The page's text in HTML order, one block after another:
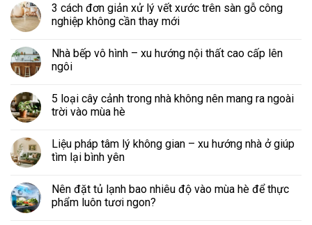
3 cách đơn giản xử lý vết xước trên sàn gỗ công
nghiệp không cần thay mới
Nhà bếp vô hình – xu hướng nội thất cao cấp lên
ngôi
5 loại cây cảnh trong nhà không nên mang ra ngoài
trời vào mùa hè
Liệu pháp tâm lý không gian – xu hướng nhà ở giúp
tìm lại bình yên
Nên đặt tủ lạnh bao nhiêu độ vào mùa hè để thực
phẩm luôn tươi ngon?